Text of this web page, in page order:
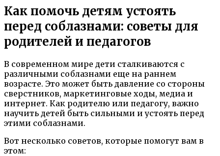
Как помочь детям устоять
перед соблазнами: советы для
родителей и педагогов
В современном мире дети сталкиваются с
различными соблазнами еще на раннем
возрасте. Это может быть давление со стороны
сверстников, маркетинговые ходы, медиа и
интернет. Как родителю или педагогу, важно
научить детей быть сильными и устоять перед
этими соблазнами.
Вот несколько советов, которые помогут вам в
этом: